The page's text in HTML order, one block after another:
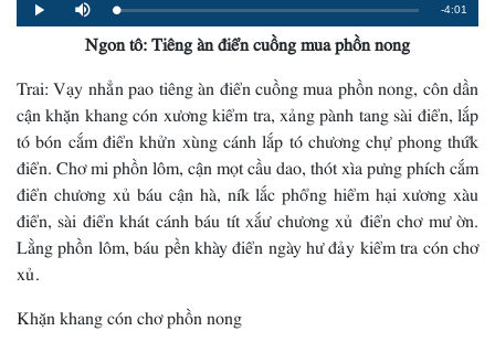
Play Mute Loaded:
0%
Progress:
0%
Remaining
-4:01
Ngon tô: Tiêng àn điển cuồng mua phồn nong
Trai: Vạy nhẳn pao tiêng àn điển cuồng mua phồn nong, côn dần
cận khặn khang cón xương kiểm tra, xảng pành tang sài điển, lắp
tó bón cắm điển khửn xùng cánh lắp tó chương chự phong thứk
điển. Chơ mi phồn lôm, cận mọt cầu dao, thót xìa pưng phích cắm
điển chương xủ báu cận hà, ník lắc phổng hiểm hại xương xàu
điển, sài điển khát cánh báu tít xắư chương xủ điển chơ mư ờn.
Lằng phồn lôm, báu pền khày điển ngày hư đảy kiểm tra cón chơ
xủ.
Khặn khang cón chơ phồn nong